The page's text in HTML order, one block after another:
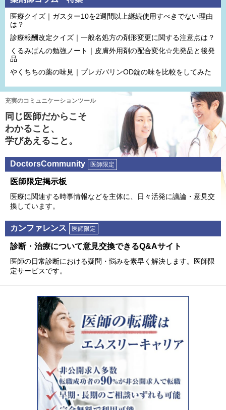
医療クイズ｜ガスター10を2週間以上継続使用すべきでない理由
は？
診療報酬改定クイズ｜一般名処方の剤形変更に関する注意点は？
くるみぱんの勉強ノート｜皮膚外用剤の配合変化☆先発品と後発
品
やくちちの薬の味見｜プレガバリンOD錠の味を比較をしてみた
充実のコミュニケーションツール
同じ医師だからこそ
わかること、
学びあえること。
DoctorsCommunity 医師限定
医師限定掲⽰板
医療に関連する時事情報などを主体に、⽇々活発に議論・意⾒交
換しています。
カンファレンス 医師限定
診断・治療について意⾒交換できるQ&Aサイト
医師の⽇常診断における疑問・悩みを素早く解決します。医師限
定サービスです。